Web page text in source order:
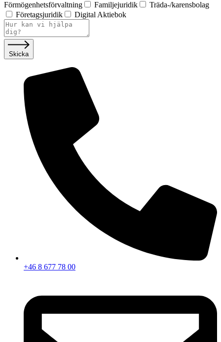
Förmögenhets­förvaltning
Familjejuridik
Träda-/karensbolag
Företagsjuridik
Digital Aktiebok
Skicka
+46 8 677 78 00